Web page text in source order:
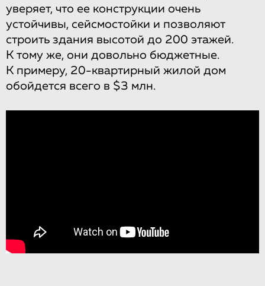
уверяет, что ее конструкции очень
устойчивы, сейсмостойки и позволяют
строить здания высотой до 200 этажей.
К тому же, они довольно бюджетные.
К примеру, 20-квартирный жилой дом
обойдется всего в $3 млн.